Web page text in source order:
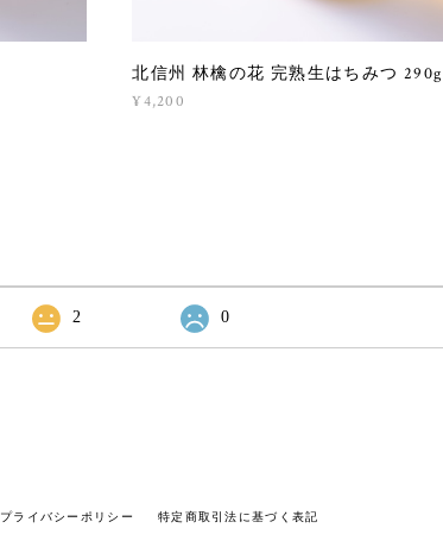
北信州 林檎の花 完熟生はちみつ 290g
¥4,200
2 0
プライバシーポリシー 特定商取引法に基づく表記